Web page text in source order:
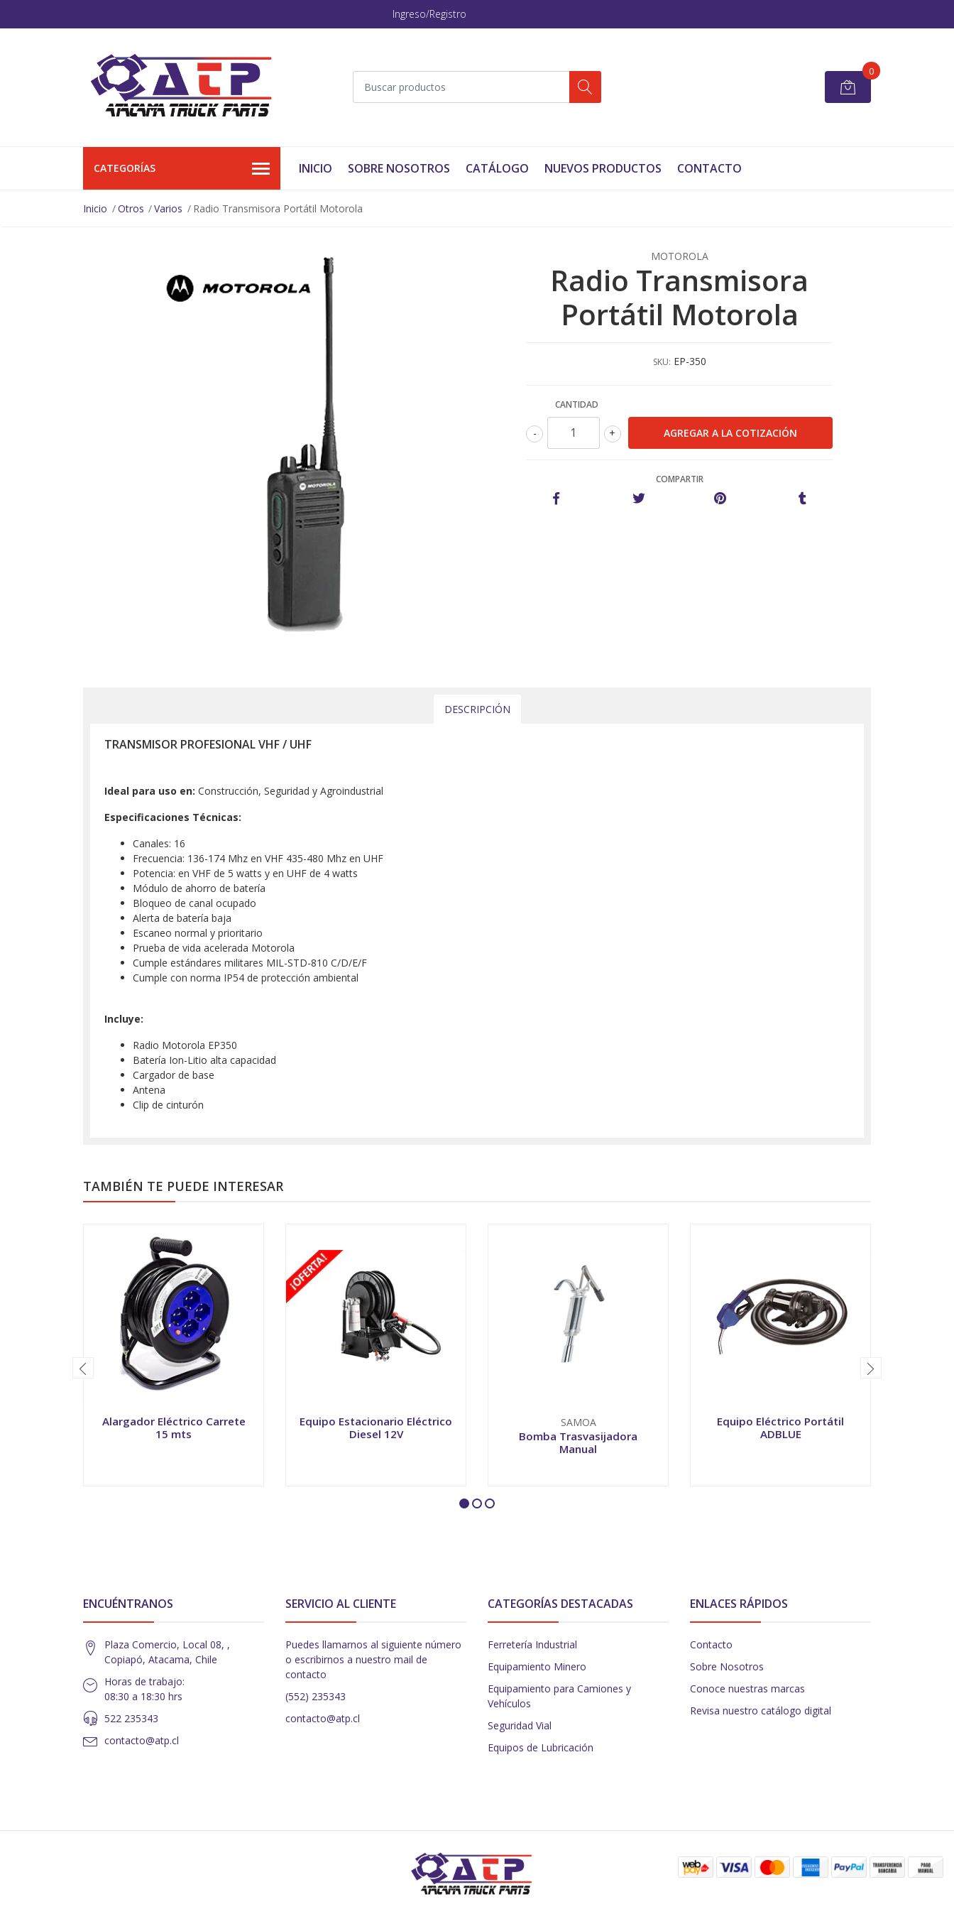
Ingreso/Registro
0
CATEGORÍAS INICIO SOBRE NOSOTROS CATÁLOGO NUEVOS PRODUCTOS CONTACTO
Inicio Otros Varios Radio Transmisora Portátil Motorola
MOTOROLA
Radio Transmisora
Portátil Motorola
SKU: EP-350
CANTIDAD
+
-
COMPARTIR
DESCRIPCIÓN
TRANSMISOR PROFESIONAL VHF / UHF
Ideal para uso en: Construcción, Seguridad y Agroindustrial
Especificaciones Técnicas:
Canales: 16
Frecuencia: 136-174 Mhz en VHF 435-480 Mhz en UHF
Potencia: en VHF de 5 watts y en UHF de 4 watts
Módulo de ahorro de batería
Bloqueo de canal ocupado
Alerta de batería baja
Escaneo normal y prioritario
Prueba de vida acelerada Motorola
Cumple estándares militares MIL-STD-810 C/D/E/F
Cumple con norma IP54 de protección ambiental
Incluye:
Radio Motorola EP350
Batería Ion-Litio alta capacidad
Cargador de base
Antena
Clip de cinturón
TAMBIÉN TE PUEDE INTERESAR
Alargador Eléctrico Carrete
15 mts
Equipo Estacionario Eléctrico
Diesel 12V
SAMOA
Bomba Trasvasijadora
Manual
Equipo Eléctrico Portátil
ADBLUE
ENCUÉNTRANOS
Plaza Comercio, Local 08, ,
Copiapó, Atacama, Chile
Horas de trabajo:
08:30 a 18:30 hrs
522 235343
contacto@atp.cl
SERVICIO AL CLIENTE
Puedes llamarnos al siguiente número
o escribirnos a nuestro mail de
contacto
(552) 235343
contacto@atp.cl
CATEGORÍAS DESTACADAS
Ferretería Industrial
Equipamiento Minero
Equipamiento para Camiones y
Vehículos
Seguridad Vial
Equipos de Lubricación
ENLACES RÁPIDOS
Contacto
Sobre Nosotros
Conoce nuestras marcas
Revisa nuestro catálogo digital